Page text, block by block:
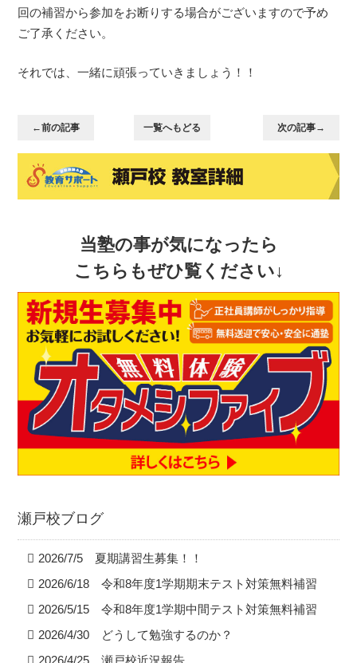
回の補習から参加をお断りする場合がございますので予め
ご了承ください。
それでは、一緒に頑張っていきましょう！！
←前の記事 一覧へもどる 次の記事→
当塾の事が気になったら
こちらもぜひ覧ください↓
瀬戸校ブログ
2026/7/5 夏期講習生募集！！
2026/6/18 令和8年度1学期期末テスト対策無料補習
2026/5/15 令和8年度1学期中間テスト対策無料補習
2026/4/30 どうして勉強するのか？
2026/4/25 瀬戸校近況報告